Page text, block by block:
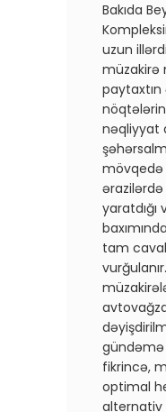
Bakıda
uzun
müzakirə
paytaxtın
nəqliyyat
mövqedə
ərazilərdə
yaratdığı
tam
gündəmə
fikrincə,
optimal
alternativ